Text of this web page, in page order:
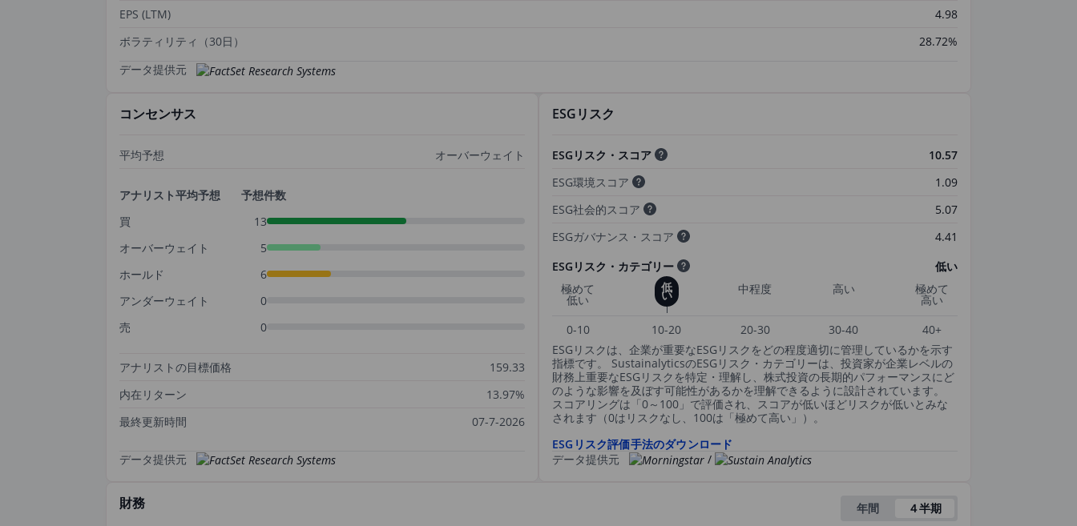
EPS (LTM)
4.98
ボラティリティ（30日）
28.72%
データ提供元
コンセンサス
平均予想 オーバーウェイト
アナリスト平均予想
予想件数
買
13
オーバーウェイト
5
ホールド
6
アンダーウェイト
0
売
0
アナリストの目標価格
159.33
内在リターン
13.97%
最終更新時間
07-7-2026
データ提供元
ESGリスク
ESGリスク・スコア
10.57
ESG環境スコア
1.09
ESG社会的スコア
5.07
ESGガバナンス・スコア
4.41
ESGリスク・カテゴリー
低い
極めて
低い
低
い 中程度 高い 極めて
高い
0-10
10-20 20-30 30-40
40+
ESGリスクは、企業が重要なESGリスクをどの程度適切に管理しているかを示す
指標です。 SustainalyticsのESGリスク・カテゴリーは、投資家が企業レベルの
財務上重要なESGリスクを特定・理解し、株式投資の長期的パフォーマンスにど
のような影響を及ぼす可能性があるかを理解できるように設計されています。
スコアリングは「0～100」で評価され、スコアが低いほどリスクが低いとみな
されます（0はリスクなし、100は「極めて高い」）。
ESGリスク評価手法のダウンロード
データ提供元
/
財務 年間 ４半期